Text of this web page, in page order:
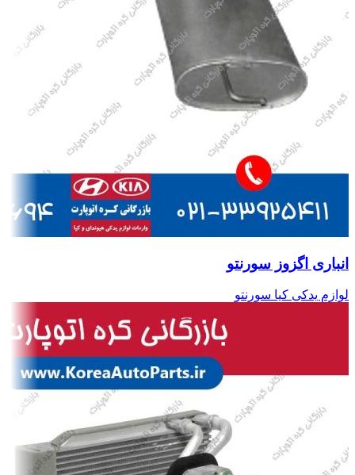
انباری اگزوز سورنتو
لوازم یدکی کیا سورنتو